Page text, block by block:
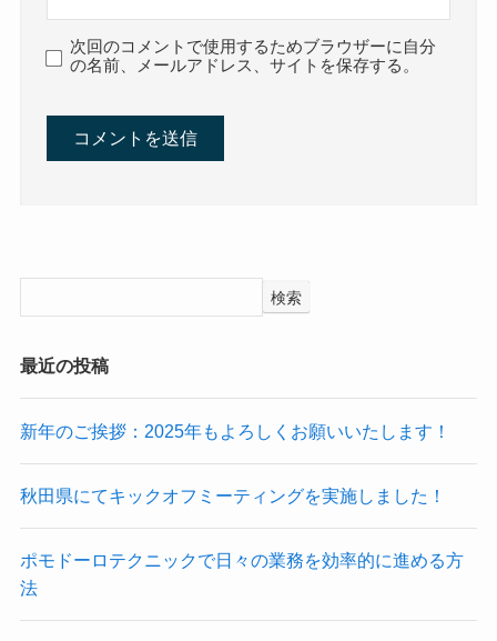
次回のコメントで使用するためブラウザーに自分
の名前、メールアドレス、サイトを保存する。
検索
最近の投稿
新年のご挨拶：2025年もよろしくお願いいたします！
秋田県にてキックオフミーティングを実施しました！
ポモドーロテクニックで日々の業務を効率的に進める方
法